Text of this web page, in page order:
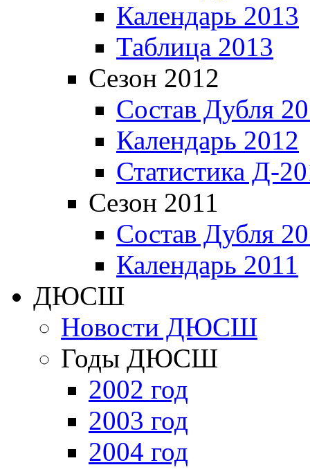
Календарь 2013
Таблица 2013
Сезон 2012
Состав Дубля
Календарь 2012
Статистика Д-
Сезон 2011
Состав Дубля
Календарь 2011
ДЮСШ
Новости ДЮСШ
Годы ДЮСШ
2002 год
2003 год
2004 год